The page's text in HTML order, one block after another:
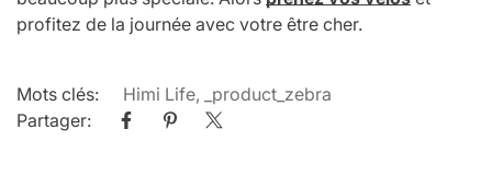
profitez de la journée avec votre être cher.
Mots clés: Himi Life,
_product_zebra
Partager: